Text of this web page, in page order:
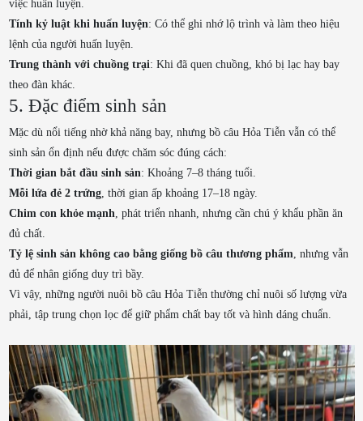
việc huấn luyện.
Tính kỷ luật khi huấn luyện: Có thể ghi nhớ lộ trình và làm theo hiệu
lệnh của người huấn luyện.
Trung thành với chuồng trại: Khi đã quen chuồng, khó bị lạc hay bay
theo đàn khác.
5. Đặc điểm sinh sản
Mặc dù nổi tiếng nhờ khả năng bay, nhưng bồ câu Hỏa Tiễn vẫn có thể
sinh sản ổn định nếu được chăm sóc đúng cách:
Thời gian bắt đầu sinh sản: Khoảng 7–8 tháng tuổi.
Mỗi lứa đẻ 2 trứng, thời gian ấp khoảng 17–18 ngày.
Chim con khỏe mạnh, phát triển nhanh, nhưng cần chú ý khẩu phần ăn
đủ chất.
Tỷ lệ sinh sản không cao bằng giống bồ câu thương phẩm, nhưng vẫn
đủ để nhân giống duy trì bầy.
Vì vậy, những người nuôi bồ câu Hỏa Tiễn thường chỉ nuôi số lượng vừa
phải, tập trung chọn lọc để giữ phẩm chất bay tốt và hình dáng chuẩn.